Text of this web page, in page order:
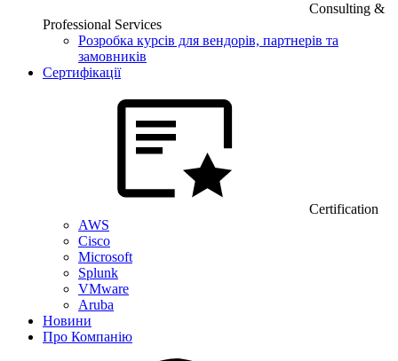
Consulting &
Professional Services
Розробка курсів для вендорів, партнерів та
замовників
Сертифікації
Certification
AWS
Cisco
Microsoft
Splunk
VMware
Aruba
Новини
Про Компанію